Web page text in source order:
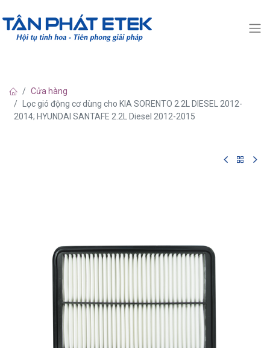
Cửa hàng
Lọc gió động cơ dùng cho KIA SORENTO 2.2L DIESEL 2012-
2014; HYUNDAI SANTAFE 2.2L Diesel 2012-2015